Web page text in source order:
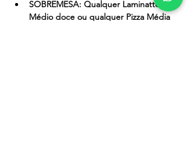
SOBREMESA: Qualquer Laminatto
Médio doce ou qualquer Pizza Média